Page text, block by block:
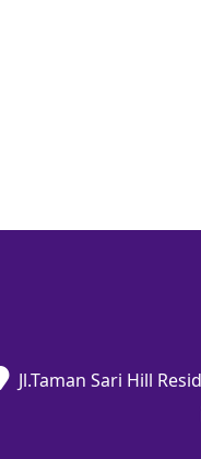
Jl.Taman Sari Hill